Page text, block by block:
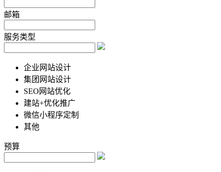
邮箱
服务类型
企业网站设计
集团网站设计
SEO网站优化
建站+优化推广
微信小程序定制
其他
预算